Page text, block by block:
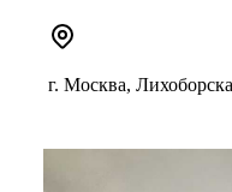
г. Москва,